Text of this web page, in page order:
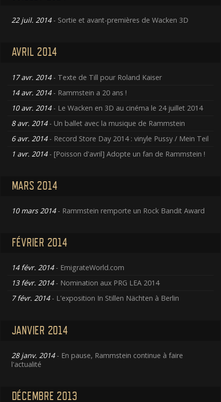
22 juil. 2014- Sortie et avant-premières de Wacken 3D
AVRIL 2014
17 avr. 2014- Texte de Till pour Roland Kaiser
14 avr. 2014- Rammstein a 20 ans !
10 avr. 2014- Le Wacken en 3D au cinéma le 24 juillet 2014
8 avr. 2014- Un ballet avec la musique de Rammstein
6 avr. 2014- Record Store Day 2014 : vinyle Pussy / Mein Teil
1 avr. 2014- [Poisson d'avril] Adopte un fan de Rammstein !
MARS 2014
10 mars 2014- Rammstein remporte un Rock Bandit Award
FÉVRIER 2014
14 févr. 2014- EmigrateWorld.com
13 févr. 2014- Nomination aux PRG LEA 2014
7 févr. 2014- L'exposition In Stillen Nächten à Berlin
JANVIER 2014
28 janv. 2014- En pause, Rammstein continue à faire
l'actualité
DÉCEMBRE 2013